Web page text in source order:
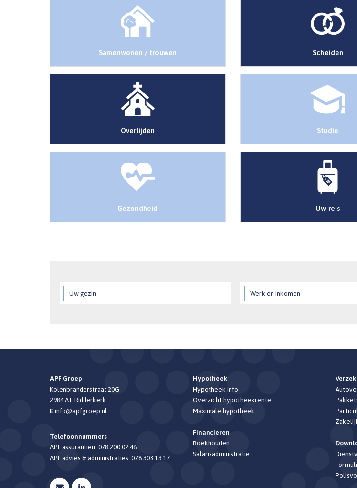
Samenwonen / trouwen Scheiden
Overlijden Studie
Gezondheid Uw reis
Uw gezin Werk en Inkomen
APF Groep
Kolenbranderstraat 20G
2984 AT Ridderkerk
Einfo@apfgroep.nl
Telefoonnummers
APF assurantiën: 078 200 02 46
APF advies & administraties: 078 303 13 17
Hypotheek
Hypotheek info
Overzicht hypotheekrente
Maximale hypotheek
Financieren
Boekhouden
Salarisadministratie